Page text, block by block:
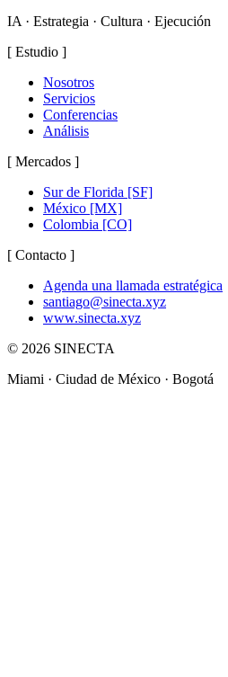
IA · Estrategia · Cultura · Ejecución
[ Estudio ]
Nosotros
Servicios
Conferencias
Análisis
[ Mercados ]
Sur de Florida [SF]
México [MX]
Colombia [CO]
[ Contacto ]
Agenda una llamada estratégica
santiago@sinecta.xyz
www.sinecta.xyz
© 2026 SINECTA
Miami · Ciudad de México · Bogotá